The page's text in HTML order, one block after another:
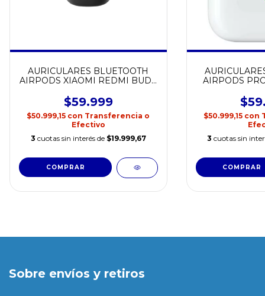
AURICULARES BLUETOOTH
AIRPODS XIAOMI REDMI BUDS
$59.999
$50.999,15 con Transferencia o
Efectivo
3 cuotas sin interés de $19.999,67
AIRPODS
$50.999,15 con
3 cuotas sin
Sobre envíos y retiros